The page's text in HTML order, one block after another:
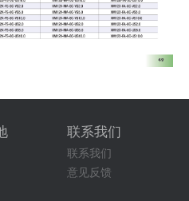
联系我们
联系我们
意见反馈